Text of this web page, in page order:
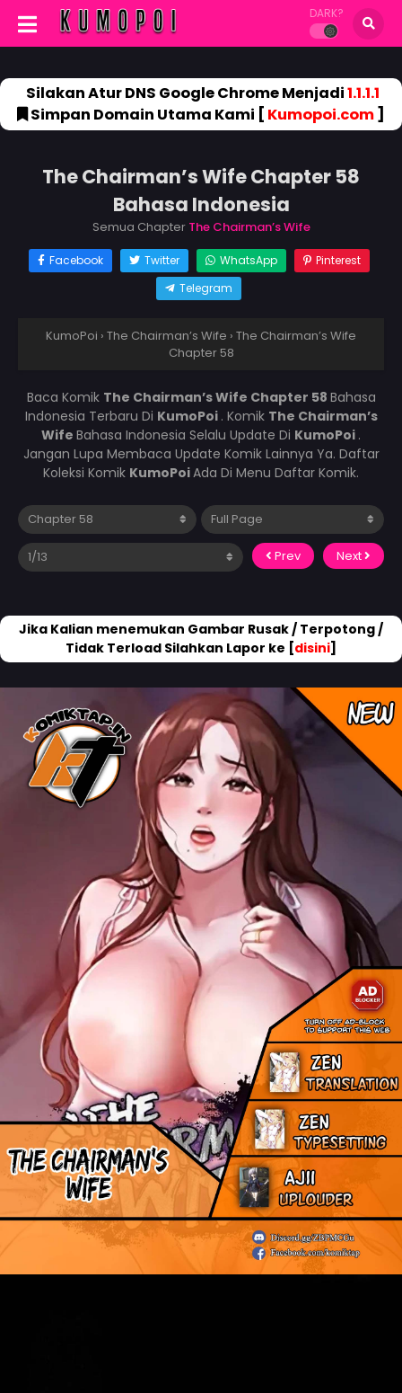
DARK?
Silakan Atur DNS Google Chrome Menjadi1.1.1.1
Simpan Domain Utama Kami [ Kumopoi.com]
The Chairman’s Wife Chapter 58
Bahasa Indonesia
Semua Chapter The Chairman’s Wife
Facebook Twitter WhatsApp
Pinterest
Telegram
KumoPoi › The Chairman’s Wife › The Chairman’s Wife
Chapter 58
Baca Komik The Chairman’s Wife Chapter 58 Bahasa
Indonesia Terbaru Di KumoPoi . Komik The Chairman’s
Wife Bahasa Indonesia Selalu Update Di KumoPoi .
Jangan Lupa Membaca Update Komik Lainnya Ya. Daftar
Koleksi Komik KumoPoiAda Di Menu Daftar Komik.
Prev Next
Jika Kalian menemukan Gambar Rusak / Terpotong /
Tidak Terload Silahkan Lapor ke [disini]